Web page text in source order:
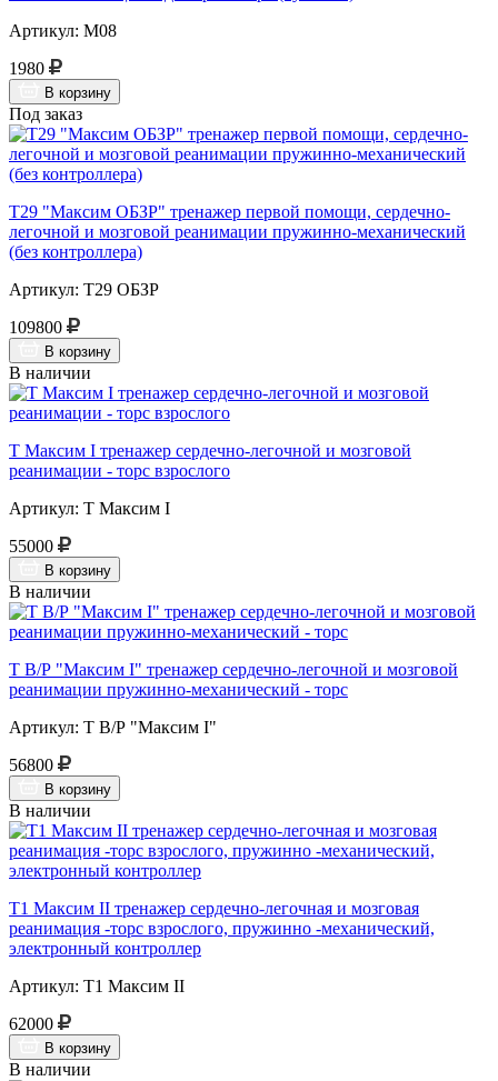
Артикул: М08
1980
В корзину
Под заказ
Т29 "Максим ОБЗР" тренажер первой помощи, сердечно-
легочной и мозговой реанимации пружинно-механический
(без контроллера)
Артикул: Т29 ОБЗР
109800
В корзину
В наличии
Т Максим I тренажер сердечно-легочной и мозговой
реанимации - торс взрослого
Артикул: Т Максим I
55000
В корзину
В наличии
Т В/Р "Максим I" тренажер сердечно-легочной и мозговой
реанимации пружинно-механический - торс
Артикул: Т В/Р "Максим I"
56800
В корзину
В наличии
Т1 Максим II тренажер сердечно-легочная и мозговая
реанимация -торс взрослого, пружинно -механический,
электронный контроллер
Артикул: Т1 Максим II
62000
В корзину
В наличии